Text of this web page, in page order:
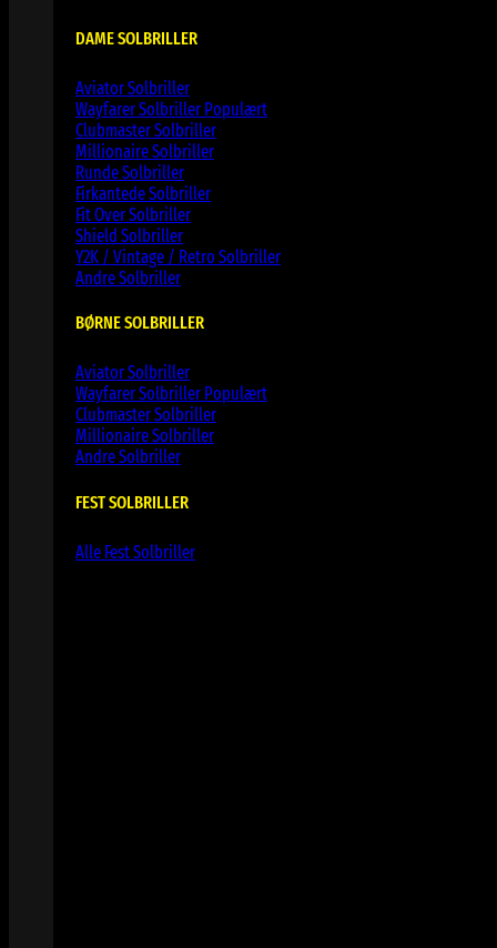
DAME SOLBRILLER
Aviator Solbriller
Wayfarer Solbriller
Clubmaster Solbriller
Millionaire Solbriller
Runde Solbriller
Firkantede Solbriller
Fit Over Solbriller
Shield Solbriller
Y2K / Vintage / Retro Solbriller
Andre Solbriller
BØRNE SOLBRILLER
Aviator Solbriller
Wayfarer Solbriller
Clubmaster Solbriller
Millionaire Solbriller
Andre Solbriller
FEST SOLBRILLER
Alle Fest Solbriller